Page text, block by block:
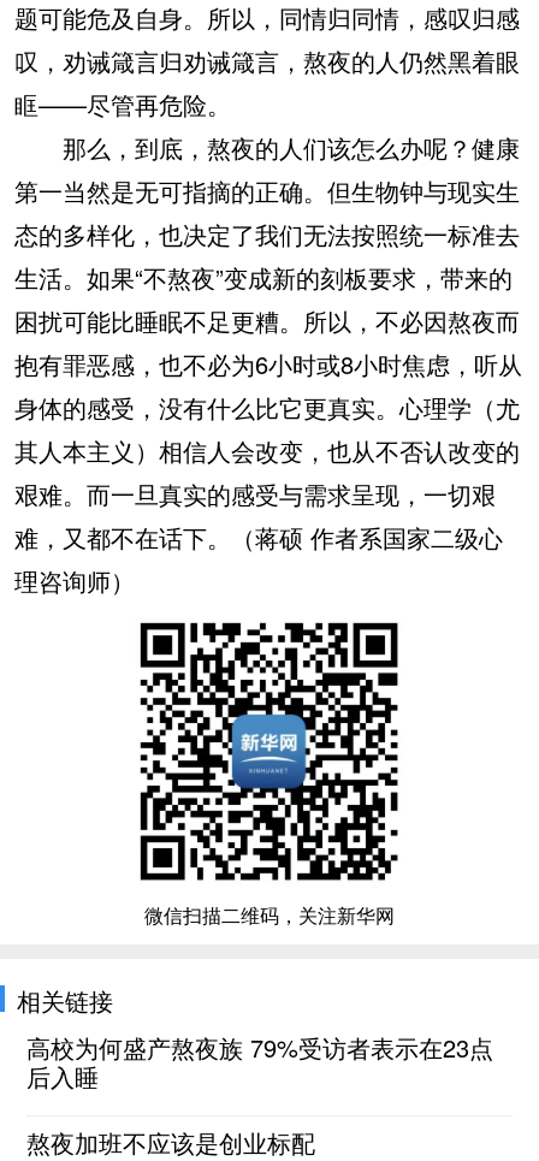
题可能危及自身。所以，同情归同情，感叹归感
叹，劝诫箴言归劝诫箴言，熬夜的人仍然黑着眼
眶——尽管再危险。
那么，到底，熬夜的人们该怎么办呢？健康
第一当然是无可指摘的正确。但生物钟与现实生
态的多样化，也决定了我们无法按照统一标准去
生活。如果“不熬夜”变成新的刻板要求，带来的
困扰可能比睡眠不足更糟。所以，不必因熬夜而
抱有罪恶感，也不必为6小时或8小时焦虑，听从
身体的感受，没有什么比它更真实。心理学（尤
其人本主义）相信人会改变，也从不否认改变的
艰难。而一旦真实的感受与需求呈现，一切艰
难，又都不在话下。（蒋硕 作者系国家二级心
理咨询师）
微信扫描二维码，关注新华网
相关链接
高校为何盛产熬夜族 79%受访者表示在23点
后入睡
熬夜加班不应该是创业标配